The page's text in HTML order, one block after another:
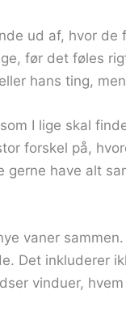
ud af, hvor
før det føles
hans ting,
I lige skal
forskel på,
gerne have alt
vaner
Det inkluderer
vinduer,